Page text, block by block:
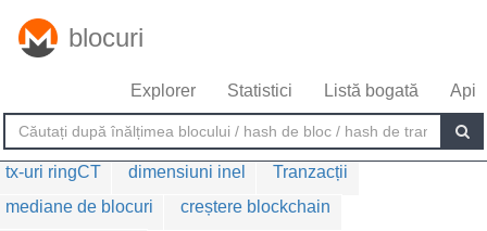
blocuri
Explorer Statistici Listă bogată Api
tx-uri ringCT dimensiuni inel
Tranzacții
mediane de blocuri
creștere blockchain